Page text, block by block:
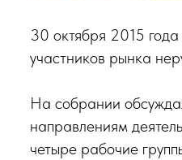
30 октября 2015
участников рынка
На собрании
направлениям
четыре рабочие